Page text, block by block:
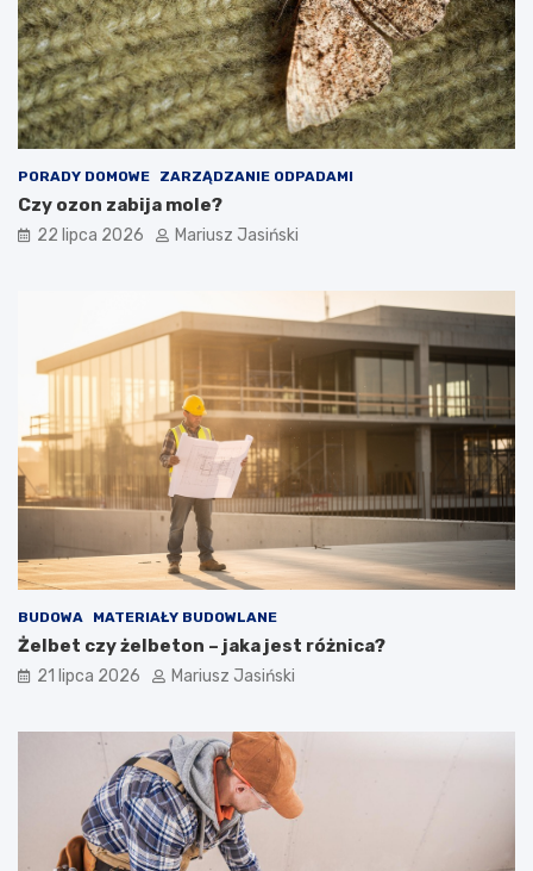
PORADY DOMOWE ZARZĄDZANIE ODPADAMI
Czy ozon zabija mole?
22 lipca 2026 Mariusz Jasiński
BUDOWA MATERIAŁY BUDOWLANE
Żelbet czy żelbeton – jaka jest różnica?
21 lipca 2026 Mariusz Jasiński